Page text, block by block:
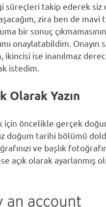
süreçleri takip ederek siz
zira ben de mavi
bir sonuç
onaylatabildim.
ikincisi ise inanılmaz
istedim.
Olarak Yazın
için öncelikle gerçek
doğum tarihi bölümü
ve başlık
açık olarak ayarlanmış